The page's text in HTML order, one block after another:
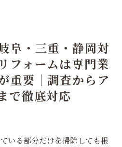
阜・三重・静岡対
フォームは専門業
重要｜調査からア
で徹底対応
いる部分だけを掃除しても根